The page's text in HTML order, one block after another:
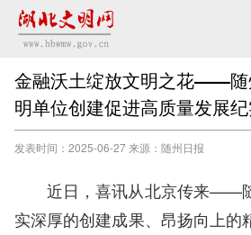
金融沃土绽放文明之花——随
明单位创建促进高质量发展
发表时间：2025-06-27 来源：随州日报
近日，喜讯从北京传来——
实深厚的创建成果、昂扬向上的